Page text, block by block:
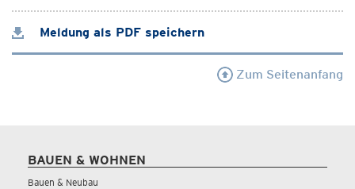
Meldung als PDF speichern
Zum Seitenanfang
BAUEN & WOHNEN
Bauen & Neubau